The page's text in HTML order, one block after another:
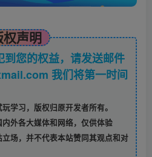
权声明
到您的权益，请发送邮件
我们将第一时间
学习，版权归原开发者所有。
外各大媒体和网络，仅供体验
场，并不代表本站赞同其观点和对